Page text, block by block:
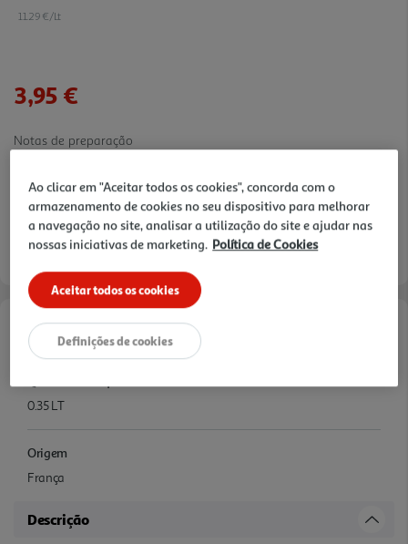
11.29 €/Lt
3,95 €
Notas de preparação
Características
0.35 LT
Origem
França
Descrição
Ao clicar em "Aceitar todos os cookies", concorda com o
armazenamento de cookies no seu dispositivo para melhorar
a navegação no site, analisar a utilização do site e ajudar nas
nossas iniciativas de marketing. Política de Cookies
Aceitar todos os cookies
Definições de cookies